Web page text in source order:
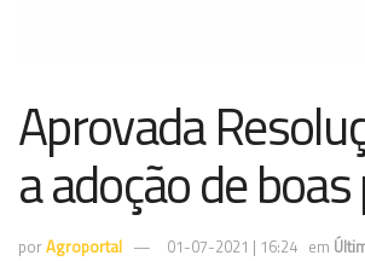
Aprovada
a adoção de
porAgroportal 01-07-2021 | 16:24 em